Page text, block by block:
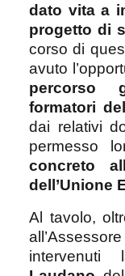
dato vita a
progetto di
corso di
avuto
percorso
formatori
dai relativi
permesso
concreto
dell’Unione
Al tavolo,
intervenuti